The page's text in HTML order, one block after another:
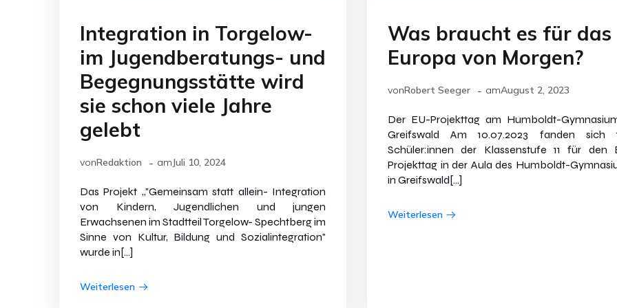
Integration in Torgelow-
im Jugendberatungs- und
Begegnungsstätte wird
sie schon viele Jahre
gelebt
vonRedaktion - amJuli 10, 2024
Das Projekt „"Gemeinsam statt allein- Integration
von Kindern, Jugendlichen und jungen
Erwachsenen im Stadtteil Torgelow- Spechtberg im
Sinne von Kultur, Bildung und Sozialintegration"
wurde in[…]
Weiterlesen
Was braucht es für das
Europa von Morgen?
vonRobert Seeger - amAugust 2, 2023
Der EU-Projekttag am Humboldt-
Greifswald Am 10.07.2023 fanden sich
Schüler:innen der Klassenstufe 11 für den
Projekttag in der Aula des Humboldt-
in Greifswald[…]
Weiterlesen